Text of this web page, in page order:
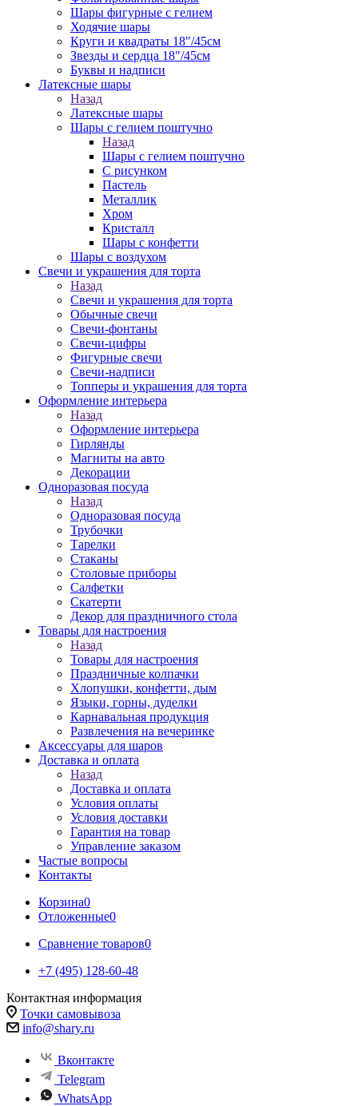
Шары фигурные с гелием
Ходячие шары
Круги и квадраты 18"/45см
Звезды и сердца 18"/45см
Буквы и надписи
Латексные шары
Назад
Латексные шары
Шары с гелием поштучно
Назад
Шары с гелием поштучно
С рисунком
Пастель
Металлик
Хром
Кристалл
Шары с конфетти
Шары с воздухом
Свечи и украшения для торта
Назад
Свечи и украшения для торта
Обычные свечи
Свечи-фонтаны
Свечи-цифры
Фигурные свечи
Свечи-надписи
Топперы и украшения для торта
Оформление интерьера
Назад
Оформление интерьера
Гирлянды
Магниты на авто
Декорации
Одноразовая посуда
Назад
Одноразовая посуда
Трубочки
Тарелки
Стаканы
Столовые приборы
Салфетки
Скатерти
Декор для праздничного стола
Товары для настроения
Назад
Товары для настроения
Праздничные колпачки
Хлопушки, конфетти, дым
Языки, горны, дуделки
Карнавальная продукция
Развлечения на вечеринке
Аксессуары для шаров
Доставка и оплата
Назад
Доставка и оплата
Условия оплаты
Условия доставки
Гарантия на товар
Управление заказом
Частые вопросы
Контакты
Корзина0
Отложенные0
Сравнение товаров0
+7 (495) 128-60-48
Контактная информация
Точки самовывоза
info@shary.ru
Вконтакте
Telegram
WhatsApp